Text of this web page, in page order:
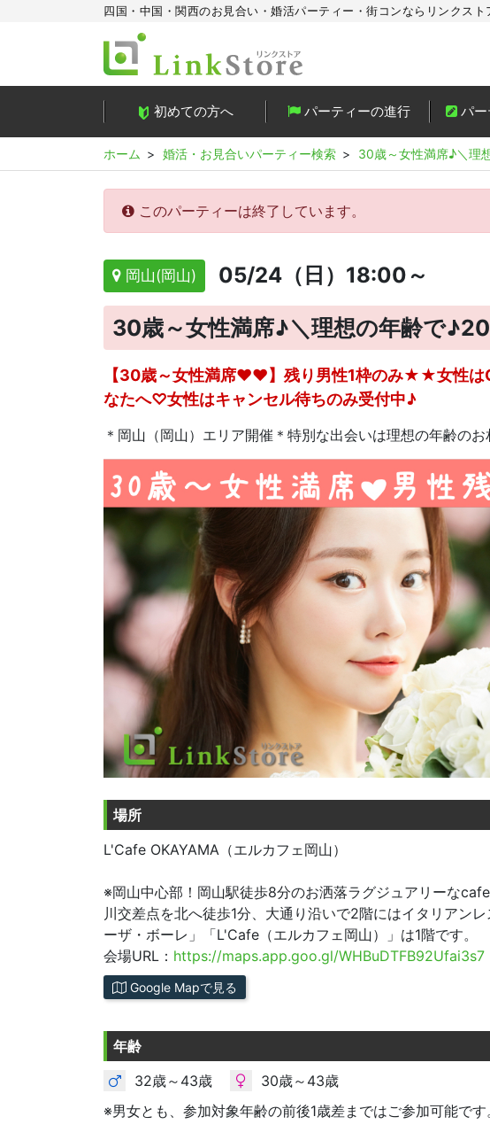
四国・中国・関西のお見合い・婚活パーティー・街コンならリンクスト
初めての方へ パーティーの進行 パー
ホーム 婚活・お見合いパーティー検索 30歳～女性満席♪＼理
このパーティーは終了しています。
岡山(岡山) 05/24（日）18:00～
30歳～女性満席♪＼理想の年齢で
【30歳～女性満席♥♥】残り男性1枠のみ★★女性は
なたへ♡女性はキャンセル待ちのみ受付中♪
＊岡山（岡山）エリア開催＊特別な出会いは理想の年齢の
場所
L'Cafe OKAYAMA（エルカフェ岡山）
※岡山中心部！岡山駅徒歩8分のお洒落ラグジュアリーな
川交差点を北へ徒歩1分、大通り沿いで2階にはイタリアンレ
ーザ・ボーレ」「L'Cafe（エルカフェ岡山）」は1階です。
会場URL： https://maps.app.goo.gl/WHBuDTFB92Ufai3s7
Google Mapで見る
年齢
32歳～43歳
30歳～43歳
※男女とも、参加対象年齢の前後1歳差まではご参加可能です